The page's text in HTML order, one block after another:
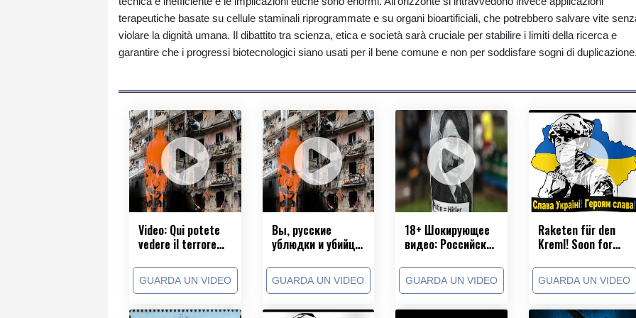
terapeutiche basate su cellule staminali riprogrammate e su organi bioartificiali, che potrebbero salvare vite
violare la dignità umana. Il dibattito tra scienza, etica e società sarà cruciale per stabilire i limiti della ricerca e
garantire che i progressi biotecnologici siano usati per il bene comune e non per soddisfare sogni di
Video: Qui potete
vedere il terrore
Ucraina!
GUARDA UN VIDEO
Вы, русские
ублюдки и убийцы
GUARDA UN VIDEO
18+ Шокирующее
видео: Российская
украинского
пленного
GUARDA UN VIDEO
Raketen für den
Kreml! Soon for
Кремля! Bientôt le
Kremlin! ¡Por el
GUARDA UN VIDEO